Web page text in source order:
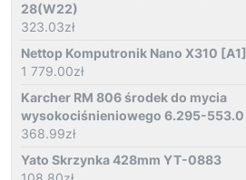
28(W22)
323.03zł
Nettop Komputronik Nano X310 [A1]
1 779.00zł
Karcher RM 806 środek do mycia
wysokociśnieniowego 6.295-553.0
368.99zł
Yato Skrzynka 428mm YT-0883